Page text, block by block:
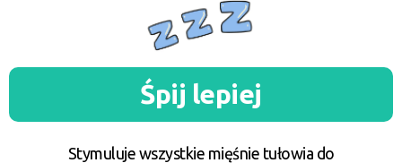
Śpij lepiej
Stymuluje wszystkie mięśnie tułowia do